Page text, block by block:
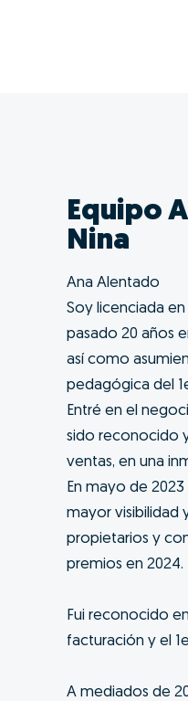
Equipo
Nina
Ana Alentado
Soy licenciada
pasado 20 años
así como
pedagógica del
Entré en el
sido reconocido
ventas, en una
En mayo de
mayor visibilidad
propietarios y
premios en 2024.
Fui reconocido
facturación y el
A mediados de